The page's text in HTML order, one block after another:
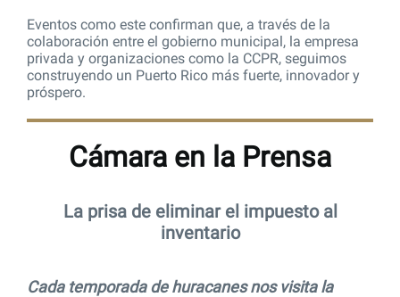
Eventos como este confirman que, a través de la
colaboración entre el gobierno municipal, la empresa
privada y organizaciones como la CCPR, seguimos
construyendo un Puerto Rico más fuerte, innovador y
próspero.
Cámara en la Prensa
La prisa de eliminar el impuesto al
inventario
Cada temporada de huracanes nos visita la